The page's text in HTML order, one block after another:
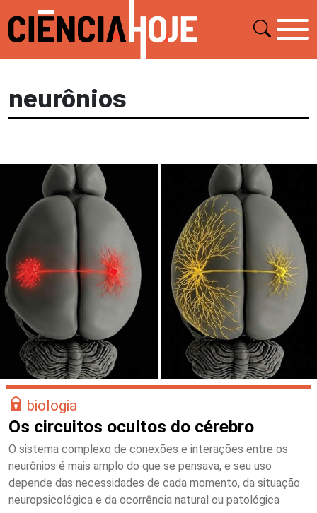
neurônios
biologia
Os circuitos ocultos do cérebro
O sistema complexo de conexões e interações entre os
neurônios é mais amplo do que se pensava, e seu uso
depende das necessidades de cada momento, da situação
neuropsicológica e da ocorrência natural ou patológica